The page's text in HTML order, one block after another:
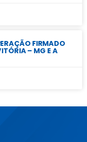
FIRMADO
– MG E A